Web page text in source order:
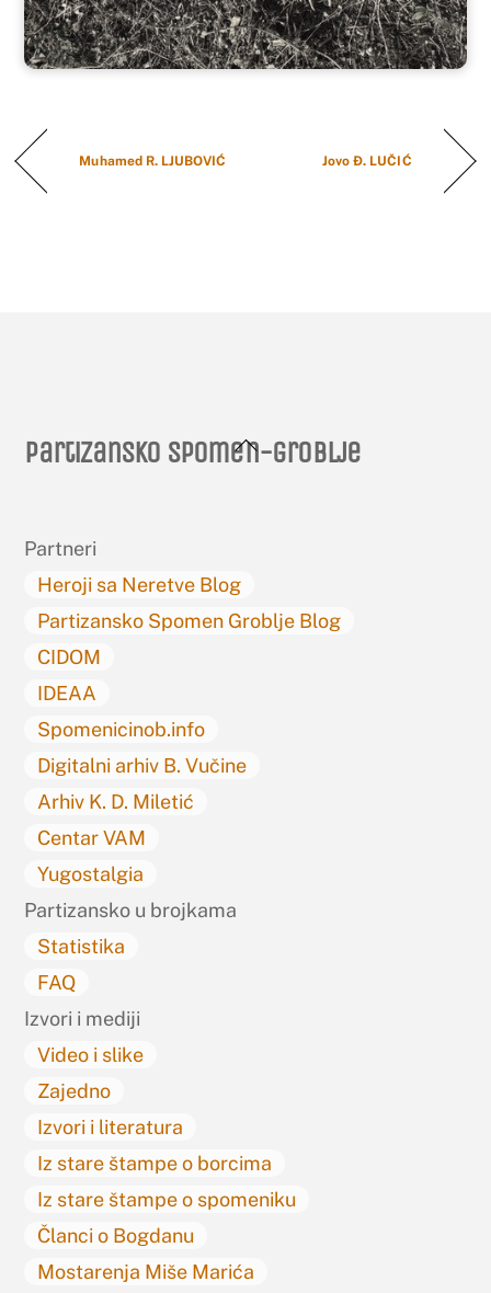
Muhamed R. LJUBOVIĆ Jovo Đ. LUČIĆ
Back
Partizansko spomen-groblje
Partneri
Heroji sa Neretve Blog
Partizansko Spomen Groblje Blog
CIDOM
IDEAA
Spomenicinob.info
Digitalni arhiv B. Vučine
Arhiv K. D. Miletić
Centar VAM
Yugostalgia
Partizansko u brojkama
Statistika
FAQ
Izvori i mediji
Video i slike
Zajedno
Izvori i literatura
Iz stare štampe o borcima
Iz stare štampe o spomeniku
Članci o Bogdanu
Mostarenja Miše Marića